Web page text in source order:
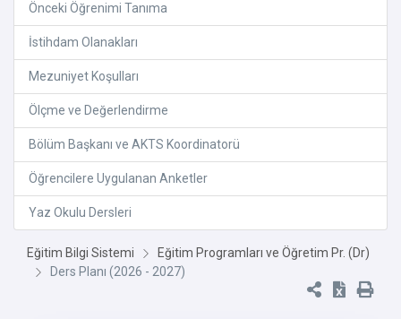
Önceki Öğrenimi Tanıma
İstihdam Olanakları
Mezuniyet Koşulları
Ölçme ve Değerlendirme
Bölüm Başkanı ve AKTS Koordinatorü
Öğrencilere Uygulanan Anketler
Yaz Okulu Dersleri
Eğitim Bilgi Sistemi
Eğitim Programları ve Öğretim Pr. (Dr)
Ders Planı (2026 - 2027)